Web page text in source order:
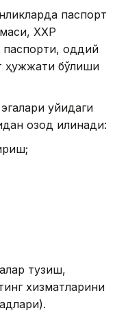
паспорт
ХХР
паспорти, оддий
ҳужжати бўлиши
қуйидаги
озод қилинади:
тузиш,
хизматларини